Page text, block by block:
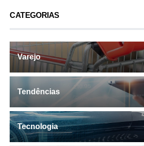
CATEGORIAS
Varejo
Tendências
Tecnologia